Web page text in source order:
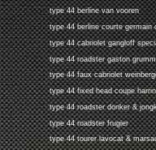
type 44 berline van vooren
type 44 berline courte germain
type 44 cabriolet gangloff
type 44 roadster gaston
type 44 faux cabriolet
type 44 fixed head coupe
type 44 roadster donker &
type 44 roadster frugier
type 44 tourer lavocat &